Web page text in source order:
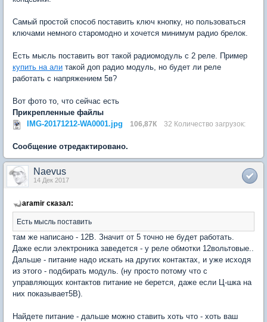
Самый простой способ поставить ключ кнопку, но пользоваться
ключами немного старомодно и хочется минимум радио брелок.
Есть мысль поставить вот такой радиомодуль с 2 реле. Пример
купить на али такой доп радио модуль, но будет ли реле
работать с напряжением 5в?
Вот фото то, что сейчас есть
Прикрепленные файлы
IMG-20171212-WA0001.jpg
106,87К 32 Количество загрузок:
Сообщение отредактировано.
Naevus
14 Дек 2017
aramir сказал:
Есть мысль поставить
там же написано - 12В. Значит от 5 точно не будет работать.
Даже если электроника заведется - у реле обмотки 12вольтовые..
Дальше - питание надо искать на других контактах, и уже исходя
из этого - подбирать модуль. (ну просто потому что с
управляющих контактов питание не берется, даже если Ц-шка на
них показывает5В).
Найдете питание - дальше можно ставить хоть что - хоть ваш